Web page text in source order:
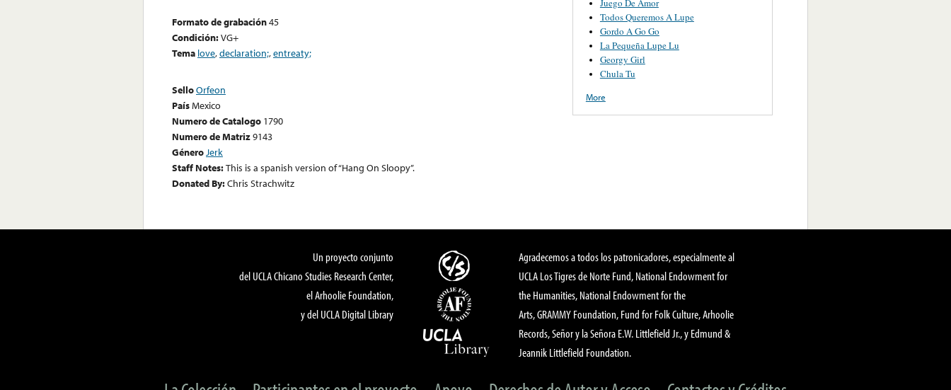
Formato de grabación45
Condición:VG+
Tema love,declaration;,entreaty;
SelloOrfeon
PaísMexico
Numero de Catalogo 1790
Numero de Matriz9143
GéneroJerk
Staff Notes:This is a spanish version of “Hang On Sloopy”.
Donated By:Chris Strachwitz
Juego De Amor
Todos Queremos A Lupe
Gordo A Go Go
La Pequeña Lupe Lu
Georgy Girl
Chula Tu
More
Un proyecto conjunto
del UCLA Chicano Studies Research Center,
el Arhoolie Foundation,
y del UCLA Digital Library
Agradecemos a todos los patronicadores, especialmente al
UCLA Los Tigres de Norte Fund, National Endowment for
the Humanities, National Endowment for the
Arts, GRAMMY Foundation, Fund for Folk Culture, Arhoolie
Records, Señor y la Señora E.W. Littlefield Jr., y Edmund &
Jeannik Littlefield Foundation.